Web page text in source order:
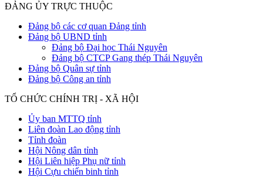
ĐẢNG ỦY TRỰC THUỘC
Đảng bộ các cơ quan Đảng tỉnh
Đảng bộ UBND tỉnh
Đảng bộ Đại học Thái Nguyên
Đảng bộ CTCP Gang thép Thái Nguyên
Đảng bộ Quân sự tỉnh
Đảng bộ Công an tỉnh
TỔ CHỨC CHÍNH TRỊ - XÃ HỘI
Ủy ban MTTQ tỉnh
Liên đoàn Lao động tỉnh
Tỉnh đoàn
Hội Nông dân tỉnh
Hội Liên hiệp Phụ nữ tỉnh
Hội Cựu chiến binh tỉnh